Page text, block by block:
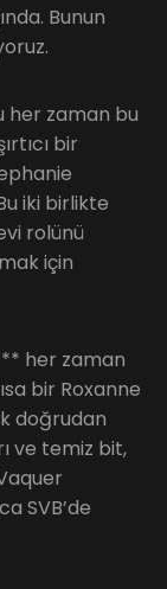
Bunun
her zaman bu
bir
iki birlikte
rolünü
için
** her zaman
bir Roxanne
doğrudan
ve temiz bit,
SVB’de